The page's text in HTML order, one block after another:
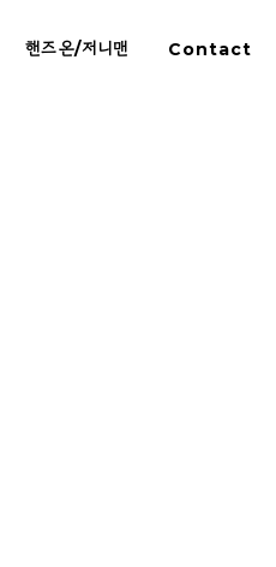
핸즈온/저니맨 Contact